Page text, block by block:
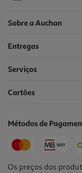
Sobre a Auchan
Entregas
Serviços
Cartões
Métodos de
Os preços dos